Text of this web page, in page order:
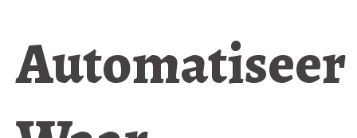
Automatiseer